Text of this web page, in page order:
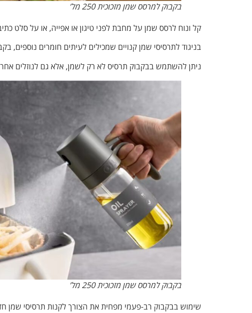
בקבוק למרסס שמן מזכוכית 250 מל’
קל ונוח לרסס שמן על מחבת לפני טיגון או אפייה, או על סלט
בניגוד לתרסיסי שמן קנויים שמכילים לעיתים חומרים
ניתן להשתמש בבקבוק תרסיס לא רק לשמן, אלא גם לנוזלים
בקבוק למרסס שמן מזכוכית 250 מל’
שימוש בבקבוק רב-פעמי מפחית את הצורך לקנות תרסיסי